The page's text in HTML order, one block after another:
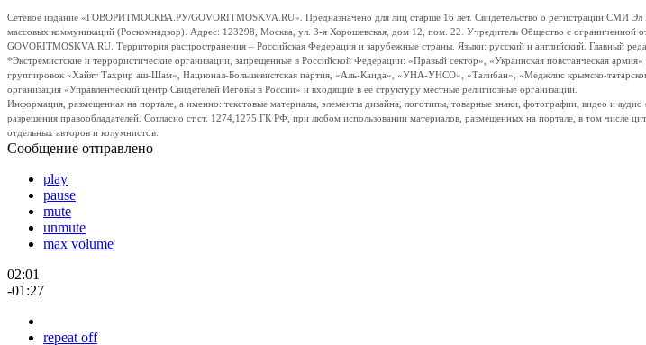
Сетевое издание «ГОВОРИТМОСКВА.РУ/GOVORITMOSKVA.RU». Предназначено для лиц старше 16 лет. Свидетельство о регистрации СМИ
массовых коммуникаций (Роскомнадзор). Адрес: 123298, Москва, ул. 3-я Хорошевская, дом 12, пом. 22. Учредитель Общество с
GOVORITMOSKVA.RU. Территория распространения – Российская Федерация и зарубежные страны. Языки: русский и английский. Главный
*Экстремистские и террористические организации, запрещенные в Российской Федерации: «Правый сектор», «Украинская
группировок «Хайят Тахрир аш-Шам», Национал-Большевистская партия, «Аль-Каида», «УНА-УНСО», «Талибан», «Меджлис крымско-
организация «Управленческий центр Свидетелей Иеговы в России» и входящие в ее структуру местные религиозные организации.
Информация, размещенная на портале, а именно: текстовые материалы, элементы дизайна, логотипы, товарные знаки, фотографии, видео и
разрешения правообладателей. Согласно ст.ст. 1274,1275 ГК РФ, при любом использовании материалов, размещенных на портале, в том числе
отдельных авторов и колумнистов.
Сообщение отправлено
play
pause
mute
unmute
max volume
02:01
-01:27
repeat off